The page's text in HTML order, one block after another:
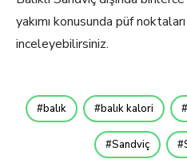
yakımı konusunda püf
inceleyebilirsiniz.
balık balık kalori
Sandviç